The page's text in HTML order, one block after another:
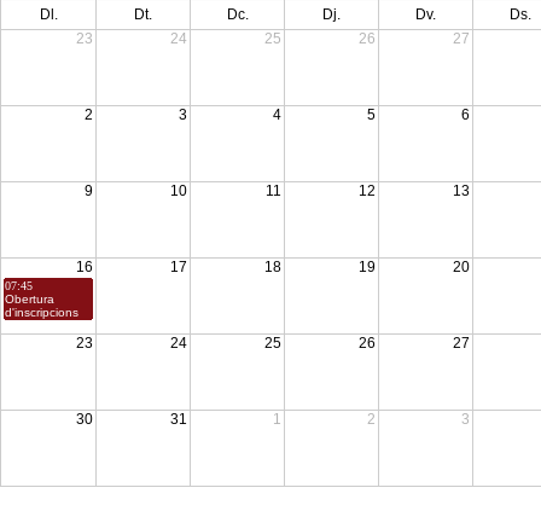
Dl. Dt. Dc. Dj. Dv.
Ds.
23
24 25 26 27
2 3 4 5 6
9 10 11 12 13
16 17 18 19 20
23 24 25 26 27
30 31 1 2 3
07:45
Obertura
d'inscripcions